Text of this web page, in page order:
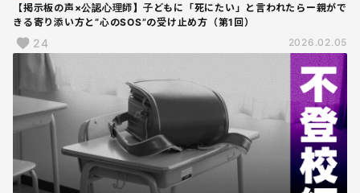
【掲示板の声×公認心理師】子どもに「死にたい」と言われたらー親がで
きる寄り添い方と“心のSOS”の受け止め方（第1回）
24 2026.02.05